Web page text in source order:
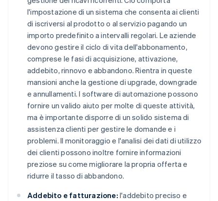
l'impostazione di un sistema che consenta ai clienti
di iscriversi al prodotto o al servizio pagando un
importo predefinito a intervalli regolari. Le aziende
devono gestire il ciclo di vita dell'abbonamento,
comprese le fasi di acquisizione, attivazione,
addebito, rinnovo e abbandono. Rientra in queste
mansioni anche la gestione di upgrade, downgrade
e annullamenti. I software di automazione possono
fornire un valido aiuto per molte di queste attività,
ma è importante disporre di un solido sistema di
assistenza clienti per gestire le domande e i
problemi. Il monitoraggio e l'analisi dei dati di utilizzo
dei clienti possono inoltre fornire informazioni
preziose su come migliorare la propria offerta e
ridurre il tasso di abbandono.
Addebito e fatturazione: l'addebito preciso e